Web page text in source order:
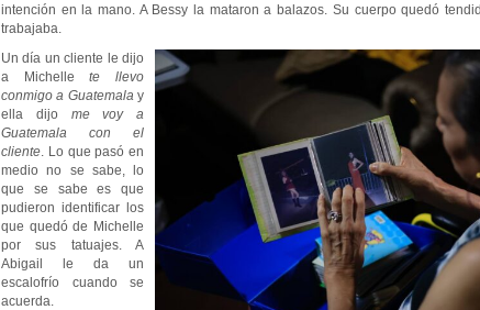
intención en la mano. A Bessy la mataron a balazos. Su cuerpo quedó
trabajaba.
Un día un cliente le dijo
a Michellete llevo
conmigo a Guatemala y
ella dijo me voy a
Guatemala con el
cliente. Lo que pasó en
medio no se sabe, lo
que se sabe es que
pudieron identificar los
que quedó de Michelle
por sus tatuajes. A
Abigail le da un
escalofrío cuando se
acuerda.